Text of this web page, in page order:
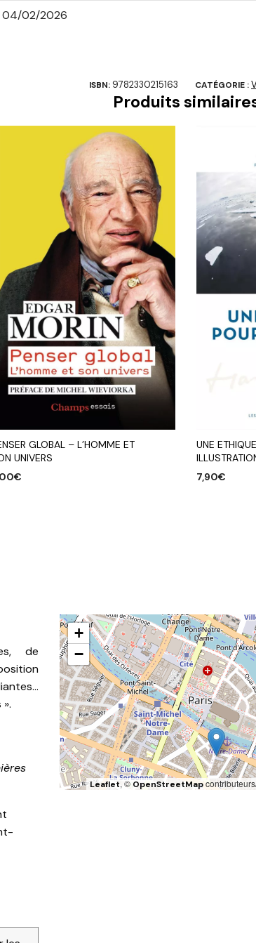
04/02/2026
ISBN: 9782330215163 CATÉGORIE :
Produits
GLOBAL – L’HOMME ET
UNIVERS
€
UNE
7,90€
de
+
−
Leaflet, ©OpenStreetMap